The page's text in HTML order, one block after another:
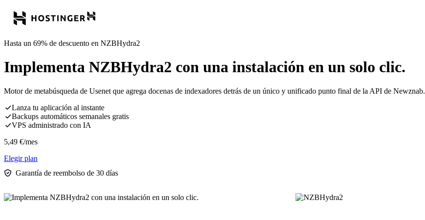
Hasta un 69% de descuento en NZBHydra2
Implementa NZBHydra2 con una instalación en un solo clic.
Motor de metabúsqueda de Usenet que agrega docenas de indexadores detrás de un único y unificado punto final de la API de Newznab.
Lanza tu aplicación al instante
Backups automáticos semanales gratis
VPS administrado con IA
5,49 €/mes
Elegir plan
Garantía de reembolso de 30 días